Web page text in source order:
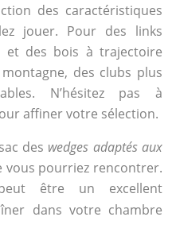
des caractéristiques
jouer. Pour des links
et des bois à trajectoire
des clubs plus
N’hésitez pas à
affiner votre sélection.
des wedges adaptés aux
vous pourriez rencontrer.
être un excellent
dans votre chambre